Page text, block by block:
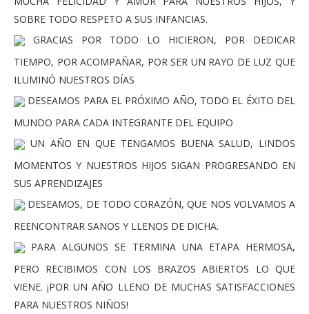
SOBRE TODO RESPETO A SUS INFANCIAS.
GRACIAS POR TODO LO HICIERON, POR DEDICAR
TIEMPO, POR ACOMPAÑAR, POR SER UN RAYO DE LUZ QUE
ILUMINÓ NUESTROS DÍAS
DESEAMOS PARA EL PRÓXIMO AÑO, TODO EL ÉXITO DEL
MUNDO PARA CADA INTEGRANTE DEL EQUIPO
UN AÑO EN QUE TENGAMOS BUENA SALUD, LINDOS
MOMENTOS Y NUESTROS HIJOS SIGAN PROGRESANDO EN
SUS APRENDIZAJES
DESEAMOS, DE TODO CORAZÓN, QUE NOS VOLVAMOS A
REENCONTRAR SANOS Y LLENOS DE DICHA.
PARA ALGUNOS SE TERMINA UNA ETAPA HERMOSA,
PERO RECIBIMOS CON LOS BRAZOS ABIERTOS LO QUE
VIENE. ¡POR UN AÑO LLENO DE MUCHAS SATISFACCIONES
PARA NUESTROS NIÑOS!